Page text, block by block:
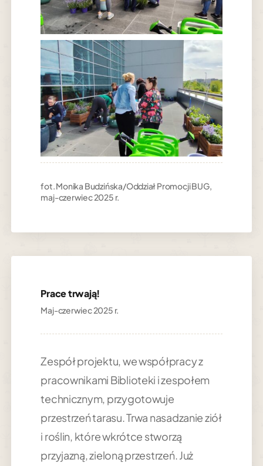
fot. Monika Budzińska/Oddział Promocji BUG,
maj-czerwiec 2025 r.
Prace trwają!
Maj-czerwiec 2025 r.
Zespół projektu, we współpracy z
pracownikami Biblioteki i zespołem
technicznym, przygotowuje
przestrzeń tarasu. Trwa nasadzanie ziół
i roślin, które wkrótce stworzą
przyjazną, zieloną przestrzeń. Już